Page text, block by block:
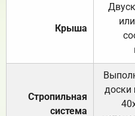
Крыша
Стропильная
система
доски